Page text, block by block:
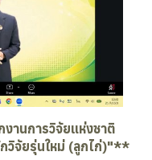
านการวิจัยแห่งชาติ
วิจัยรุ่นใหม่ (ลูกไก่)"**